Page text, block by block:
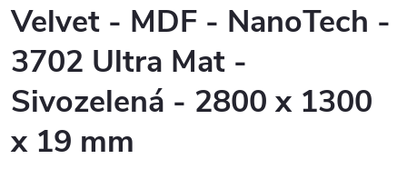
Velvet - MDF - NanoTech -
3702 Ultra Mat -
Sivozelená - 2800 x 1300
x 19 mm